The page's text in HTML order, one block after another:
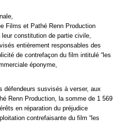
Films et Pathé Renn Production
constitution de partie civile,
entièrement responsables des
de contrefaçon du film intitulé “les
éponyme,
défendeurs susvisés à verser, aux
Renn Production, la somme de 1 569
en réparation du préjudice
contrefaisante du film “les